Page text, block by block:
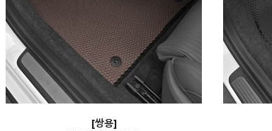
[쌍용]